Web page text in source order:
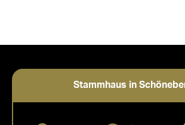
Stammhaus in